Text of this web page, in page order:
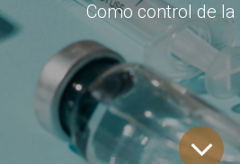
Como control de